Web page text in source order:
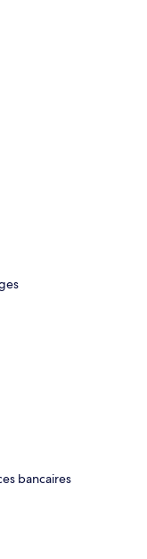
bancaires